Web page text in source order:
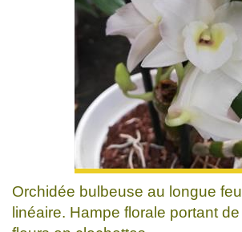
Orchidée bulbeuse au longue
linéaire. Hampe florale portant